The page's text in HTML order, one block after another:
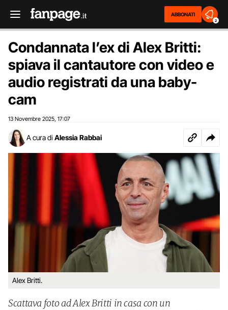
ABBONATI
2
Condannata l’ex di Alex Britti:
spiava il cantautore con video e
audio registrati da una baby-
cam
13 Novembre 2025 17:07
A cura di Alessia Rabbai
Alex Britti.
Scattava foto ad Alex Britti in casa con un